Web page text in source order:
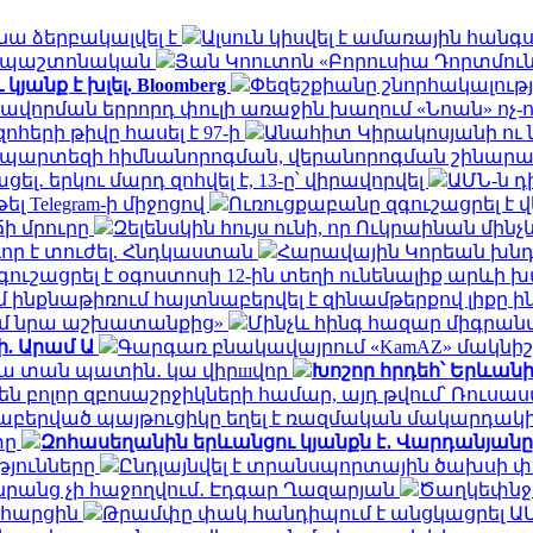
ձերբակալվել է
Ալսուն կիսվել է ամառային
պաշտոնական
Յան Կոուտոն «Բորուսիա
է խլել. Bloomberg
Փեզեշքիանը
երրորդ փուլի առաջին խաղում «Նոան»
թիվը հասել է 97-ի
Անահիտ Կիրակոսյանի ու
հիմնանորոգման, վերանորոգման
երկու մարդ զոհվել է, 13-ը՝ վիրավորվել
ԱՄՆ-ն
Telegram-ի միջոցով
Ուռուցքաբանը զգուշացրել
մրուրը
Զելենսկին հույս ունի, որ Ուկրաինան
է տուժել. Հնդկաստան
Հարավային Կորեան
է օգոստոսի 12-ին տեղի ունենալիք
հայտնաբերվել է զինամթերքով լիքը
նրա աշխատանքից»
Մինչև հինգ հազար
Արամ Ա
Գարգառ բնակավայրում «KamAZ»
տան պատին․ կա վիրшվոր
Խոշոր հրդեհ՝
զբոսաշրջիկների համար, այդ թվում՝
պայթուցիկը եղել է ռազմական
Զոհասեղանին երևանցու կյանքն է․
Ընդլայնվել է տրանսպորտային ծախսի
չի հաջողվում․ Էդգար Ղազարյան
Թրամփը փակ հանդիպում է անցկացրել